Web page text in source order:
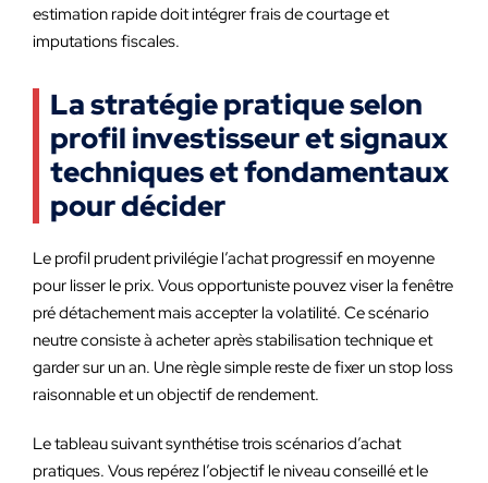
estimation rapide doit intégrer frais de courtage et
imputations fiscales.
La stratégie pratique selon
profil investisseur et signaux
techniques et fondamentaux
pour décider
Le profil prudent privilégie l’achat progressif en moyenne
pour lisser le prix. Vous opportuniste pouvez viser la fenêtre
pré détachement mais accepter la volatilité. Ce scénario
neutre consiste à acheter après stabilisation technique et
garder sur un an. Une règle simple reste de fixer un stop loss
raisonnable et un objectif de rendement.
Le tableau suivant synthétise trois scénarios d’achat
pratiques. Vous repérez l’objectif le niveau conseillé et le